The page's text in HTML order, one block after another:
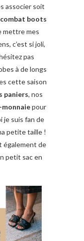
associer soit
combat boots
mettre mes
c’est si joli,
pas
à de longs
cette saison
paniers, nos
pour
je suis fan de
petite taille !
également de
petit sac en